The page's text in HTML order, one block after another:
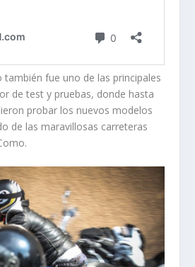
fue uno de las principales
de test y pruebas, donde hasta
probar los nuevos modelos
de las maravillosas carreteras